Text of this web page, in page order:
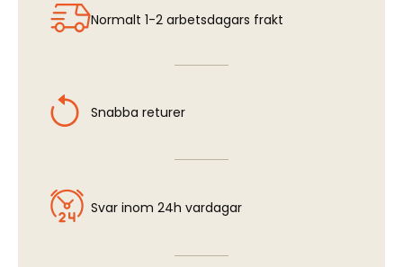
Normalt 1-2 arbetsdagars frakt
Snabba returer
Svar inom 24h vardagar